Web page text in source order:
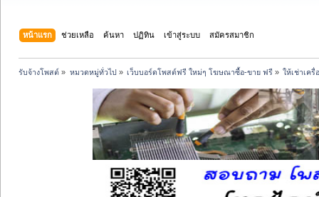
หน้าแรก ช่วยเหลือ ค้นหา ปฏิทิน เข้าสู่ระบบ สมัครสมาชิก
รับจ้างโพสต์ » หมวดหมู่ทั่วไป» เว็บบอร์ดโพสต์ฟรี ใหม่ๆ โฆษณาซื้อ-ขาย ฟรี» ให้เช่าเค